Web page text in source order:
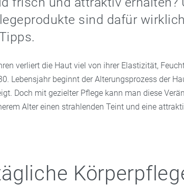
sind dafür
verliert die Haut viel von ihrer Elastizität,
Lebensjahr beginnt der Alterungsprozess der
Doch mit gezielter Pflege kann man diese
Alter einen strahlenden Teint und eine